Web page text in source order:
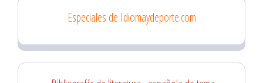
Especiales de Idiomaydeporte.com